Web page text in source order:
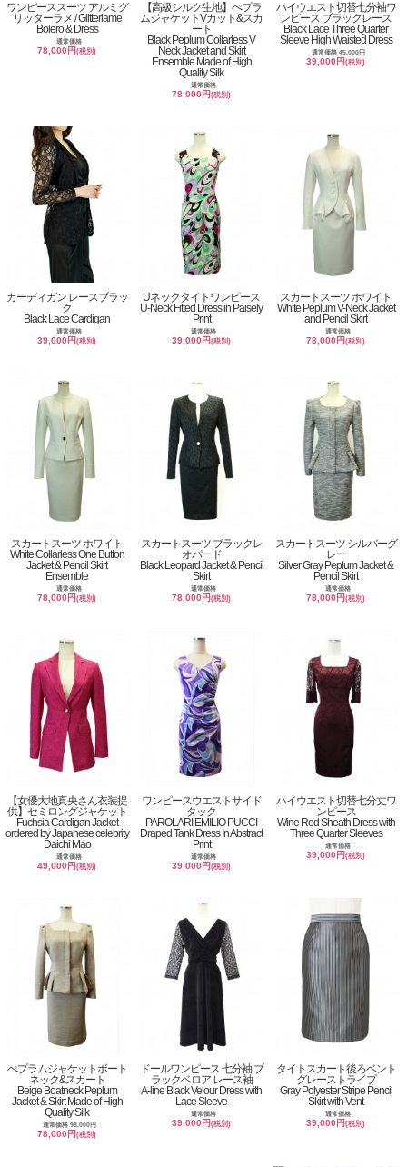
ワンピーススーツ アルミグ
リッターラメ / Glitterlame
Bolero & Dress
通常価格
78,000円(税別)
【高級シルク生地】ぺプラ
ムジャケットVカット&スカ
ート
Black Peplum Collarless V
Neck Jacket and Skirt
Ensemble Made of High
Quality Silk
通常価格
78,000円(税別)
ハイウエスト切替七分袖ワ
ンピース ブラックレース
Black Lace Three Quarter
Sleeve High Waisted Dress
通常価格 45,000円
39,000円(税別)
カーディガン レースブラッ
ク
Black Lace Cardigan
通常価格
39,000円(税別)
Uネックタイトワンピース
U-Neck Fitted Dress in Paisely
Print
通常価格
39,000円(税別)
スカートスーツ ホワイト
White Peplum V-Neck Jacket
and Pencil Skirt
通常価格
78,000円(税別)
スカートスーツ ホワイト
White Collarless One Button
Jacket & Pencil Skirt
Ensemble
通常価格
78,000円(税別)
スカートスーツ ブラックレ
オパード
Black Leopard Jacket & Pencil
Skirt
通常価格
78,000円(税別)
スカートスーツ シルバーグ
レー
Silver Gray Peplum Jacket &
Pencil Skirt
通常価格
78,000円(税別)
【女優大地真央さん衣装提
供】セミロングジャケット
Fuchsia Cardigan Jacket
ordered by Japanese celebrity
Daichi Mao
通常価格
49,000円(税別)
ワンピースウエストサイド
タック
PAROLARI EMILIO PUCCI
Draped Tank Dress In Abstract
Print
通常価格
39,000円(税別)
ハイウエスト切替七分丈ワ
ンピース
Wine Red Sheath Dress with
Three Quarter Sleeves
通常価格
39,000円(税別)
ぺプラムジャケットボート
ネック&スカート
Beige Boatneck Peplum
Jacket & Skirt Made of High
Quality Silk
通常価格 98,000円
78,000円(税別)
ドールワンピース 七分袖 ブ
ラックベロア レース袖
A-line Black Velour Dress with
Lace Sleeve
通常価格
39,000円(税別)
タイトスカート後ろベント
グレーストライプ
Gray Polyester Stripe Pencil
Skirt with Vent
通常価格
39,000円(税別)